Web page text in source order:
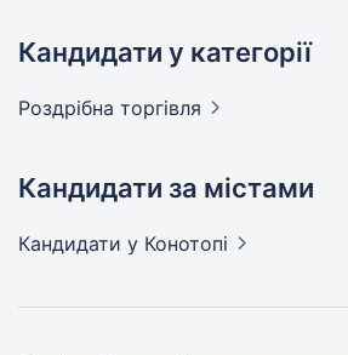
Кандидати у категорії
Роздрібна торгівля
Кандидати за містами
Кандидати у Конотопі